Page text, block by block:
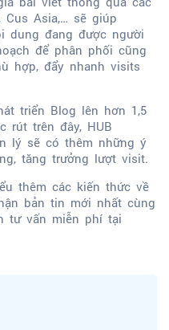
Cus Asia,… sẽ giúp
dung đang được người
để phân phối cũng
hợp, đẩy nhanh visits
triển Blog lên hơn 1,5
rút trên đây, HUB
lý sẽ có thêm những ý
tăng trưởng lượt visit.
thêm các kiến thức về
bản tin mới nhất cùng
tư vấn miễn phí tại